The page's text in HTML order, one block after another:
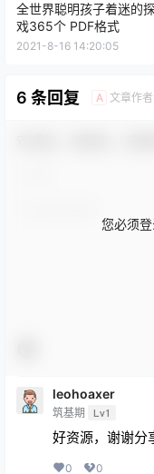
全世界聪明孩子着迷的
戏365个 PDF格式
2021-8-16 14:20:05
6 条回复 A 文章作者
您必须
leohoaxer
筑基期 Lv1
好资源，谢谢分
0 0